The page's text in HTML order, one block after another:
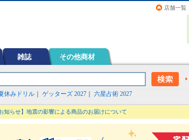
店舗一覧
雑誌 その他商材
休みドリル ゲッターズ 2027 六星占術 2027
お知らせ】地震の影響による商品のお届けについて